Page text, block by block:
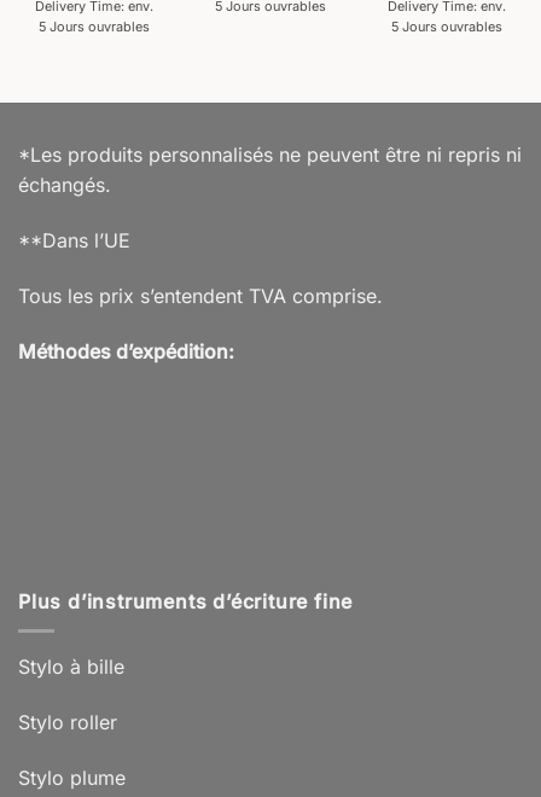
Delivery Time: env.
5 Jours ouvrables
5 Jours ouvrables
Delivery Time: env.
5 Jours ouvrables
*Les produits personnalisés ne peuvent être ni repris ni
échangés.
**Dans l’UE
Tous les prix s’entendent TVA comprise.
Méthodes d’expédition:
Plus d’instruments d’écriture fine
Stylo à bille
Stylo roller
Stylo plume